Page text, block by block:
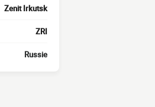
Zenit Irkutsk
ZRI
Russie